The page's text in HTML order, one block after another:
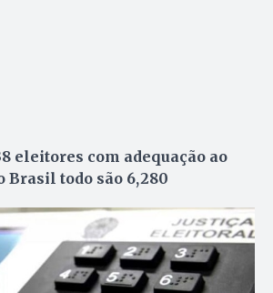
eleitores com adequação ao
Brasil todo são 6,280